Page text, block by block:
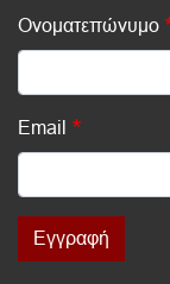
Ονοματεπώνυμο
Email
Εγγραφή